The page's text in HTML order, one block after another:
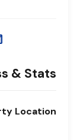
& Stats
Location